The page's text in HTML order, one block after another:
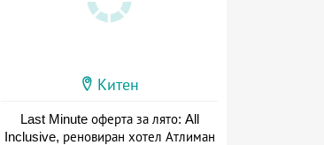
Китен
Last Minute оферта за лято: All
Inclusive, реновиран хотел Атлиман